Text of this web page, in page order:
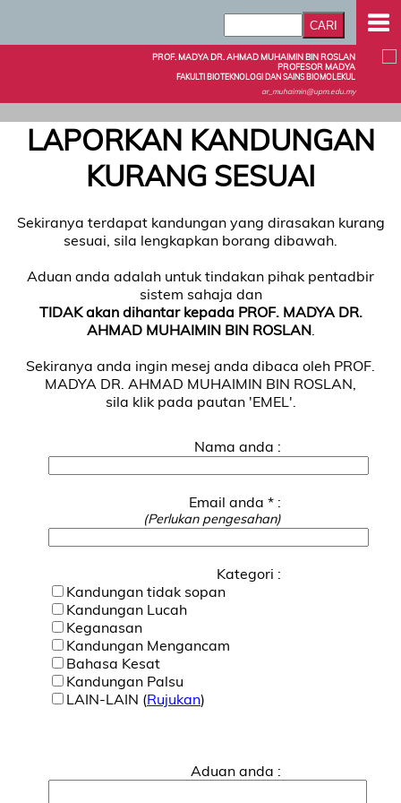
PROF. MADYA DR. AHMAD MUHAIMIN BIN ROSLAN
PROFESOR MADYA
FAKULTI BIOTEKNOLOGI DAN SAINS BIOMOLEKUL
ar_muhaimin@upm.edu.my
LAPORKAN KANDUNGAN
KURANG SESUAI
Sekiranya terdapat kandungan yang dirasakan kurang
sesuai, sila lengkapkan borang dibawah.
Aduan anda adalah untuk tindakan pihak pentadbir
sistem sahaja dan
TIDAK akan dihantar kepada PROF. MADYA DR.
AHMAD MUHAIMIN BIN ROSLAN.
Sekiranya anda ingin mesej anda dibaca oleh PROF.
MADYA DR. AHMAD MUHAIMIN BIN ROSLAN,
sila klik pada pautan 'EMEL'.
Nama anda :
Email anda * :
(Perlukan pengesahan)
Kategori :
Kandungan tidak sopan
Kandungan Lucah
Keganasan
Kandungan Mengancam
Bahasa Kesat
Kandungan Palsu
LAIN-LAIN (Rujukan)
Aduan anda :